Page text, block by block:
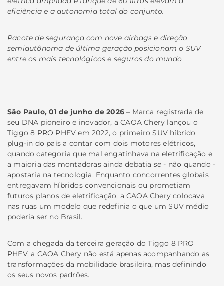
eficiência e a autonomia total do conjunto.
Pacote de segurança com nove airbags e direção
semiautônoma de última geração posicionam o SUV
entre os mais tecnológicos e seguros do mundo
São Paulo, 01 de junho de 2026 – Marca registrada de
seu DNA pioneiro e inovador, a CAOA Chery lançou o
Tiggo 8 PRO PHEV em 2022, o primeiro SUV híbrido
plug-in do país a contar com dois motores elétricos,
quando categoria que mal engatinhava na eletrificação e
a maioria das montadoras ainda debatia se - não quando -
apostaria na tecnologia. Enquanto concorrentes globais
entregavam híbridos convencionais ou prometiam
futuros planos de eletrificação, a CAOA Chery colocava
nas ruas um modelo que redefinia o que um SUV médio
poderia ser no Brasil.
Com a chegada da terceira geração do Tiggo 8 PRO
PHEV, a CAOA Chery não está apenas acompanhando as
transformações da mobilidade brasileira, mas definindo
os seus novos padrões.